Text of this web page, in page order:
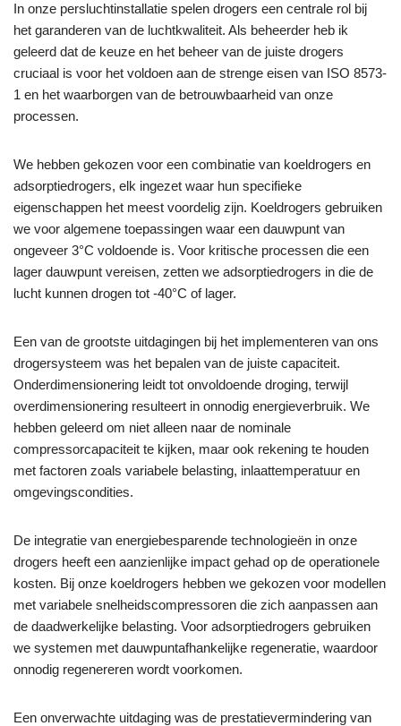
In onze persluchtinstallatie spelen drogers een centrale rol bij
het garanderen van de luchtkwaliteit. Als beheerder heb ik
geleerd dat de keuze en het beheer van de juiste drogers
cruciaal is voor het voldoen aan de strenge eisen van ISO 8573-
1 en het waarborgen van de betrouwbaarheid van onze
processen.
We hebben gekozen voor een combinatie van koeldrogers en
adsorptiedrogers, elk ingezet waar hun specifieke
eigenschappen het meest voordelig zijn. Koeldrogers gebruiken
we voor algemene toepassingen waar een dauwpunt van
ongeveer 3°C voldoende is. Voor kritische processen die een
lager dauwpunt vereisen, zetten we adsorptiedrogers in die de
lucht kunnen drogen tot -40°C of lager.
Een van de grootste uitdagingen bij het implementeren van ons
drogersysteem was het bepalen van de juiste capaciteit.
Onderdimensionering leidt tot onvoldoende droging, terwijl
overdimensionering resulteert in onnodig energieverbruik. We
hebben geleerd om niet alleen naar de nominale
compressorcapaciteit te kijken, maar ook rekening te houden
met factoren zoals variabele belasting, inlaattemperatuur en
omgevingscondities.
De integratie van energiebesparende technologieën in onze
drogers heeft een aanzienlijke impact gehad op de operationele
kosten. Bij onze koeldrogers hebben we gekozen voor modellen
met variabele snelheidscompressoren die zich aanpassen aan
de daadwerkelijke belasting. Voor adsorptiedrogers gebruiken
we systemen met dauwpuntafhankelijke regeneratie, waardoor
onnodig regenereren wordt voorkomen.
Een onverwachte uitdaging was de prestatievermindering van